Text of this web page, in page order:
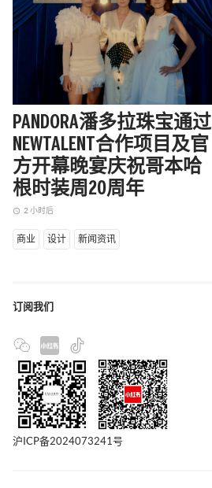
PANDORA潘多拉珠宝通过
NEWTALENT合作项目及官
方开幕晚宴庆祝哥本哈
根时装周20周年
access_time 2 小时后
商业 设计 新闻资讯
订阅我们
沪ICP备2024073241号